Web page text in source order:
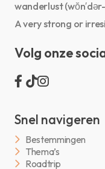
wanderlust (wŏn′dər-
A very strong or
Volg onze
Snel navigeren
Bestemmingen
Thema’s
Roadtrip